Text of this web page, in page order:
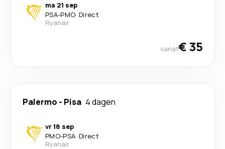
ma 21 sep
PSA-PMO· Direct
Ryanair
vanaf€ 35
Palermo - Pisa 4 dagen
vr 18 sep
PMO-PSA· Direct
Ryanair